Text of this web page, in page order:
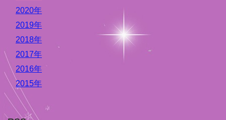
2020年
2019年
2018年
2017年
2016年
2015年